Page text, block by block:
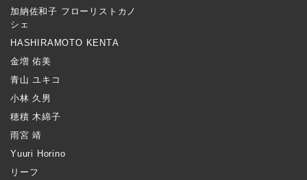
加納佐和子 フローリストカノ
シェ
HASHIRAMOTO KENTA
金増 佑美
青山 ユキコ
小林 久男
穂積 木綿子
雨宮 靖
Yuuri Horino
リーフ